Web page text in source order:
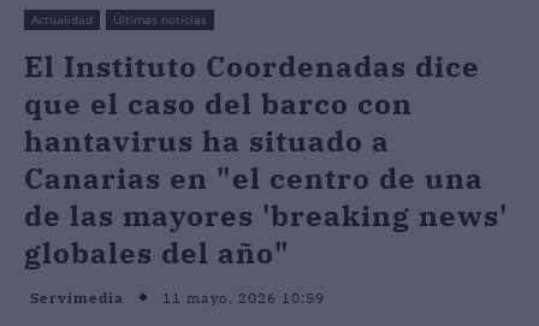
Actualidad Últimas noticias
El Instituto Coordenadas dice
que el caso del barco con
hantavirus ha situado a
Canarias en "el centro de una
de las mayores 'breaking news'
globales del año"
Servimedia 11 mayo, 2026 10:59